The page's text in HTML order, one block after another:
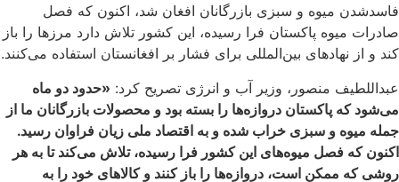
فاسدشدن میوه و سبزی‌ بازرگانان افغان شد، اکنون که فصل
صادرات میوه پاکستان فرا رسیده، این کشور تلاش دارد مرزها را باز
کند و از نهادهای بین‌المللی برای فشار بر افغانستان استفاده می‌کنند.
عبداللطیف منصور، وزیر آب و انرژی تصریح کرد: «حدود دو ماه
می‌شود که پاکستان دروازه‌ها را بسته بود و محصولات بازرگانان ما از
جمله میوه و سبزی خراب شده و به اقتصاد ملی زیان فراوان رسید.
اکنون که فصل میوه‌های این کشور فرا رسیده، تلاش می‌کند تا به هر
روشی که ممکن است، دروازه‌ها را باز کنند و کالاهای خود را به